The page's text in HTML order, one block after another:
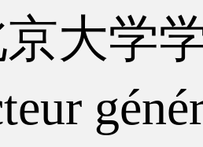
大学